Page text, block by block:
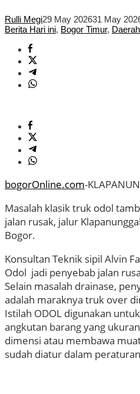
Rulli Megi29 May 202631 May
Berita Hari ini, Bogor Timur, Daerah
bogorOnline.com-
Masalah klasik truk odol
jalan rusak, jalur
Bogor.
Konsultan Teknik sipil Alvin
Odol jadi penyebab jalan
Selain masalah drainase,
adalah maraknya truk over
Istilah ODOL digunakan
angkutan barang yang
dimensi atau membawa
sudah diatur dalam